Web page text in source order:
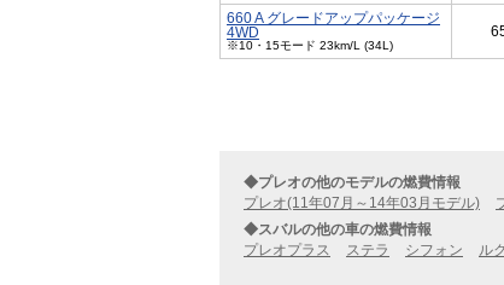
660 A グレードアップパッケージ
4WD
※10・15モード 23km/L (34L)
◆プレオの他のモデルの燃費情報
プレオ(11年07月～14年03月モデル)
◆スバルの他の車の燃費情報
プレオプラス
ステラ シフォン ル